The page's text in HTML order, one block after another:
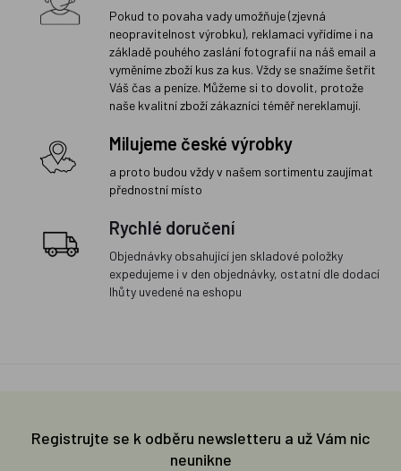
Pokud to povaha vady umožňuje (zjevná
neopravitelnost výrobku), reklamaci vyřídíme i na
základě pouhého zaslání fotografií na náš email a
vyměníme zboží kus za kus. Vždy se snažíme šetřit
Váš čas a peníze. Můžeme si to dovolit, protože
naše kvalitní zboží zákazníci téměř nereklamují.
Milujeme české výrobky
a proto budou vždy v našem sortimentu zaujímat
přednostní místo
Rychlé doručení
Objednávky obsahující jen skladové položky
expedujeme i v den objednávky, ostatní dle dodací
lhůty uvedené na eshopu
Registrujte se k odběru newsletteru a už Vám nic
neunikne